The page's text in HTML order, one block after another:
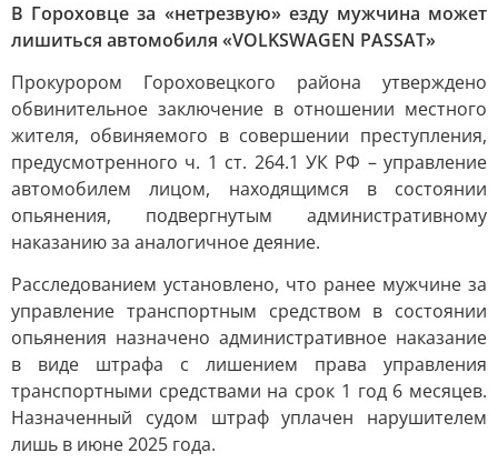
В Гороховце за «нетрезвую» езду мужчина может
лишиться автомобиля «VOLKSWAGEN PASSAT»
Прокурором Гороховецкого района утверждено
обвинительное заключение в отношении местного
жителя, обвиняемого в совершении преступления,
предусмотренного ч. 1 ст. 264.1 УК РФ – управление
автомобилем лицом, находящимся в состоянии
опьянения, подвергнутым административному
наказанию за аналогичное деяние.
Расследованием установлено, что ранее мужчине за
управление транспортным средством в состоянии
опьянения назначено административное наказание
в виде штрафа с лишением права управления
транспортными средствами на срок 1 год 6 месяцев.
Назначенный судом штраф уплачен нарушителем
лишь в июне 2025 года.